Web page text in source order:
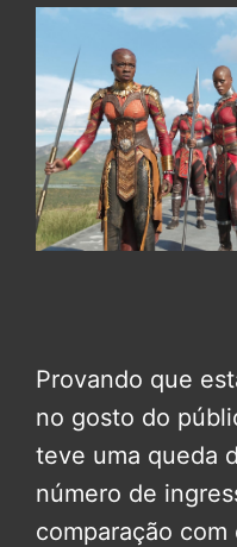
Provando que
no gosto do
teve uma queda
número de
comparação